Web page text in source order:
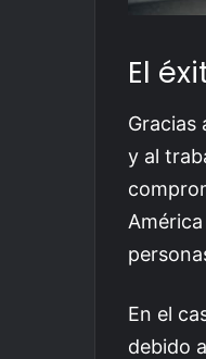
El
Gracias
y al
En el
debido